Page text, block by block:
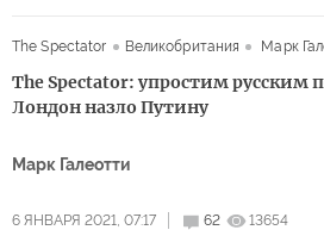
The Spectator
Великобритания Марк
The Spectator: упростим русским
Лондон назло Путину
Марк Галеотти
6 ЯНВАРЯ 2021, 07:17 62 13654